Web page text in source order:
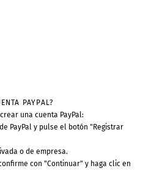
PAYPAL?
una cuenta PayPal:
PayPal y pulse el botón "Registrar
o de empresa.
con "Continuar" y haga clic en